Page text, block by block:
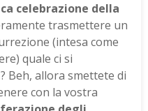
celebrazione della
trasmettere un
(intesa come
quale ci si
Beh, allora smettete di
con la vostra